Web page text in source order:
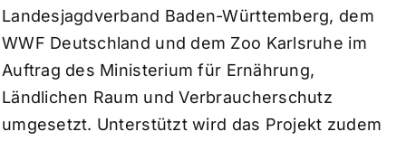
Landesjagdverband Baden-Württemberg, dem
WWF Deutschland und dem Zoo Karlsruhe im
Auftrag des Ministerium für Ernährung,
Ländlichen Raum und Verbraucherschutz
umgesetzt. Unterstützt wird das Projekt zudem